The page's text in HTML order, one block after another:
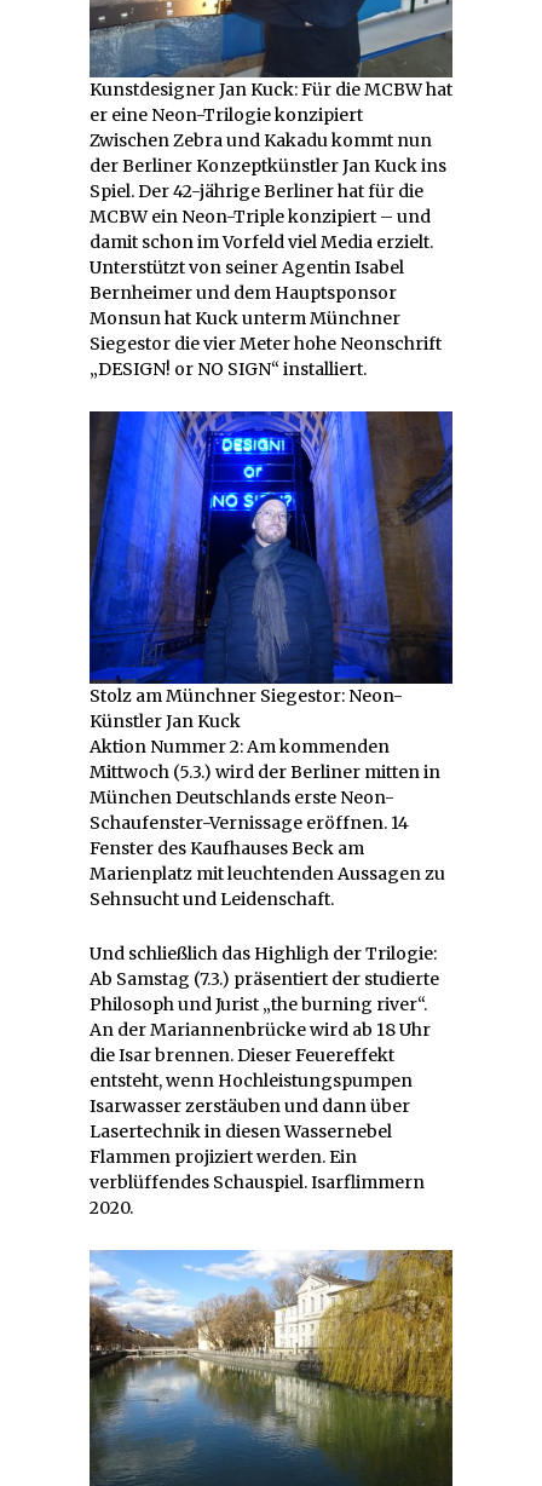
Kunstdesigner Jan Kuck: Für die MCBW hat
er eine Neon-Trilogie konzipiert
Zwischen Zebra und Kakadu kommt nun
der Berliner Konzeptkünstler Jan Kuck ins
Spiel. Der 42-jährige Berliner hat für die
MCBW ein Neon-Triple konzipiert – und
damit schon im Vorfeld viel Media erzielt.
Unterstützt von seiner Agentin Isabel
Bernheimer und dem Hauptsponsor
Monsun hat Kuck unterm Münchner
Siegestor die vier Meter hohe Neonschrift
„DESIGN! or NO SIGN“ installiert.
Stolz am Münchner Siegestor: Neon-
Künstler Jan Kuck
Aktion Nummer 2: Am kommenden
Mittwoch (5.3.) wird der Berliner mitten in
München Deutschlands erste Neon-
Schaufenster-Vernissage eröffnen. 14
Fenster des Kaufhauses Beck am
Marienplatz mit leuchtenden Aussagen zu
Sehnsucht und Leidenschaft.
Und schließlich das Highligh der Trilogie:
Ab Samstag (7.3.) präsentiert der studierte
Philosoph und Jurist „the burning river“.
An der Mariannenbrücke wird ab 18 Uhr
die Isar brennen. Dieser Feuereffekt
entsteht, wenn Hochleistungspumpen
Isarwasser zerstäuben und dann über
Lasertechnik in diesen Wassernebel
Flammen projiziert werden. Ein
verblüffendes Schauspiel. Isarflimmern
2020.